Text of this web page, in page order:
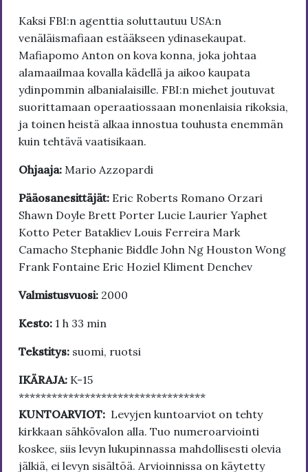
Kaksi FBI:n agenttia soluttautuu USA:n
venäläismafiaan estääkseen ydinasekaupat.
Mafiapomo Anton on kova konna, joka johtaa
alamaailmaa kovalla kädellä ja aikoo kaupata
ydinpommin albanialaisille. FBI:n miehet joutuvat
suorittamaan operaatiossaan monenlaisia rikoksia,
ja toinen heistä alkaa innostua touhusta enemmän
kuin tehtävä vaatisikaan.
Ohjaaja: Mario Azzopardi
Pääosanesittäjät: Eric Roberts Romano Orzari
Shawn Doyle Brett Porter Lucie Laurier Yaphet
Kotto Peter Batakliev Louis Ferreira Mark
Camacho Stephanie Biddle John Ng Houston Wong
Frank Fontaine Eric Hoziel Kliment Denchev
Valmistusvuosi: 2000
Kesto: 1 h 33 min
Tekstitys: suomi, ruotsi
IKÄRAJA: K-15
**********************************
KUNTOARVIOT: Levyjen kuntoarviot on tehty
kirkkaan sähkövalon alla. Tuo numeroarviointi
koskee, siis levyn lukupinnassa mahdollisesti olevia
jälkiä, ei levyn sisältöä. Arvioinnissa on käytetty